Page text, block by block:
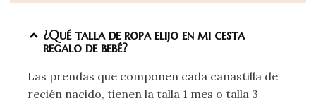
¿Qué talla de ropa elijo en mi cesta
regalo de bebé?
Las prendas que componen cada canastilla de
recién nacido, tienen la talla 1 mes o talla 3